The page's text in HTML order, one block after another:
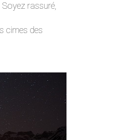
rassuré,
cimes des